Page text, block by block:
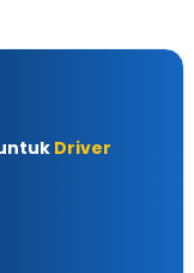
Driver